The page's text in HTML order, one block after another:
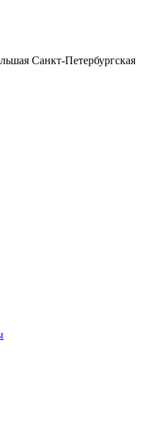
Санкт-Петербургская